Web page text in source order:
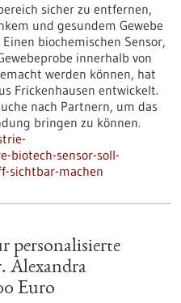
sicher zu entfernen,
und gesundem Gewebe
biochemischen Sensor,
innerhalb von
werden können, hat
Frickenhausen entwickelt.
nach Partnern, um das
bringen zu können.
biotech-sensor-soll-
sichtbar-machen
personalisierte
Alexandra
Euro